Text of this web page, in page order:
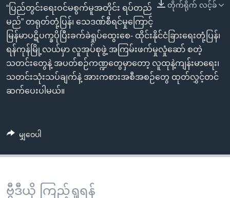
ကျော်
ကြည့်
ရန်
ရှာဖွေ
ရန်
နေရာ
သို့
ဘာသာစကားများ
တိုက်ရိုက် လင့်ခ်
“ပြည်တွင်းရေးဝင်မစွက်မူအတိုင်း ရပ်တည်
မည်” တရုတ်တုံ့ပြန်၊ သေဒဏ်စီရင်မှုကြောင့်
မြန်မာပဋိပက္ခပိုပြီးခက်ခဲရှုပ်ထွေးစေ- ထိုင်းနိုင်ငံခြားရေးတုံ့ပြန်၊
ရန်ကုန်မြို့လယ်မှာ လူအုပ်စုဖွဲ့ အကြမ်းဖက်မှုလှုံဆော် စတဲ့
သတင်းတွေနဲ့ အပတ်စဉ်ကဏ္ဍတွေမှာတော့ လူထုနဲ့ကျန်းမာရေး၊
သတင်းသုံးသပ်ချက်နဲ့ အားကစားအစီအစဉ်တွေ ထုတ်လွှင့်တင်
ဆက်ပေးပါမယ်။
မျှဝေပါ
ဗွီဒီယို ကြည့်ရှုရန်